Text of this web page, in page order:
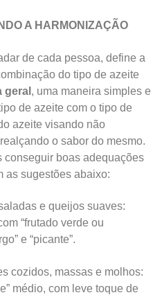
A HARMONIZAÇÃO
de cada pessoa, define a
do tipo de azeite
geral , uma maneira simples e
de azeite com o tipo de
azeite visando não
o sabor do mesmo.
conseguir boas adequações
as sugestões abaixo:
e queijos suaves:
“frutado verde ou
e “picante”.
cozidos, massas e molhos:
médio, com leve toque de